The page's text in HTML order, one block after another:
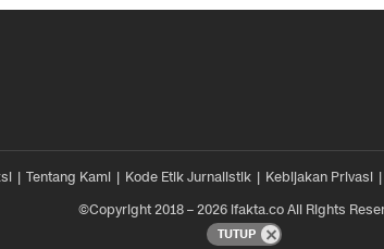
Tentang Kami Kode Etik Jurnalistik Kebijakan Privasi
©Copyright 2018 – 2026 ifakta.co All Rights
TUTUP